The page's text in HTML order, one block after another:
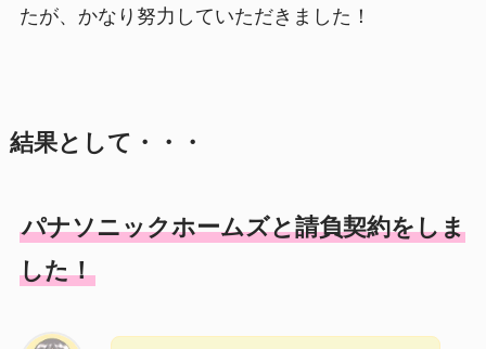
たが、かなり努力していただきました！
結果として・・・
パナソニックホームズと請負契約をしま
した！